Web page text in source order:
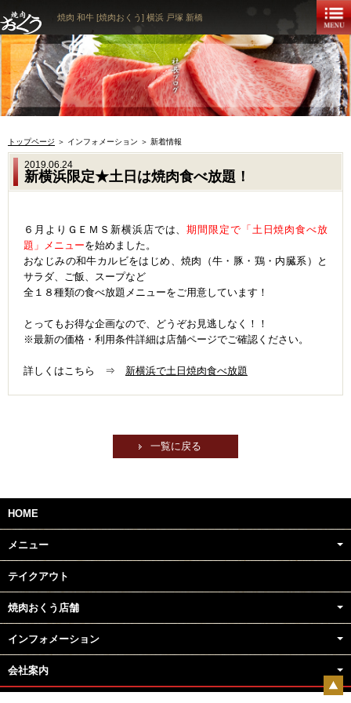
焼肉 和牛 [焼肉おくう] 横浜 戸塚 新橋
トップページ ＞ インフォメーション ＞ 新着情報
2019.06.24
新横浜限定★土日は焼肉食べ放題！
６月よりＧＥＭＳ新横浜店では、期間限定で「土日焼肉食べ放
題」メニューを始めました。
おなじみの和牛カルビをはじめ、焼肉（牛・豚・鶏・内臓系）と
サラダ、ご飯、スープなど
全１８種類の食べ放題メニューをご用意しています！
とってもお得な企画なので、どうぞお見逃しなく！！
※最新の価格・利用条件詳細は店舗ページでご確認ください。
詳しくはこちら ⇒ 新横浜で土日焼肉食べ放題
一覧に戻る
HOME
メニュー
テイクアウト
焼肉おくう店舗
インフォメーション
会社案内